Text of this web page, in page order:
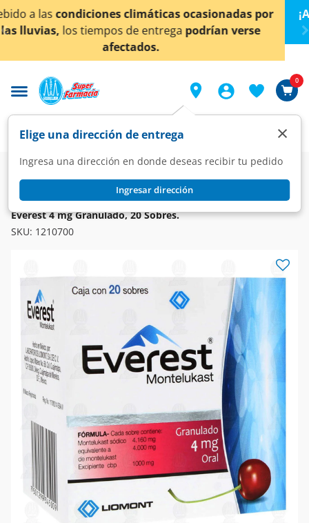
< div class="carousel-inner">
por
verse
¡Ahora también en Aguascalientes!Da
conocer detalles.
Elige una dirección de entrega
Ingresa una dirección en donde deseas recibir tu pedido
Ingresar dirección
×
0
Farmacia Medicina
Respiratorio
Vías Respiratorias
EVEREST
Everest 4 mg Granulado, 20 Sobres.
SKU: 1210700